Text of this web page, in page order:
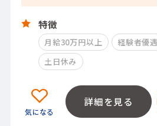
特徴
月給30万円以上 経験者優遇
土日休み
詳細を見る